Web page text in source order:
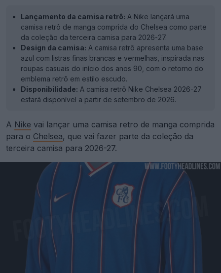
Lançamento da camisa retrô: A Nike lançará uma
camisa retrô de manga comprida do Chelsea como parte
da coleção da terceira camisa para 2026-27.
Design da camisa: A camisa retrô apresenta uma base
azul com listras finas brancas e vermelhas, inspirada nas
roupas casuais do início dos anos 90, com o retorno do
emblema retrô em estilo escudo.
Disponibilidade: A camisa retrô Nike Chelsea 2026-27
estará disponível a partir de setembro de 2026.
A Nike vai lançar uma camisa retro de manga comprida
para o Chelsea, que vai fazer parte da coleção da
terceira camisa para 2026-27.